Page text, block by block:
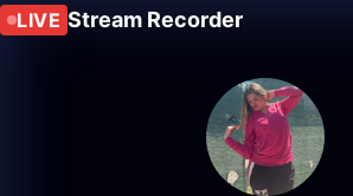
LIVE Stream Recorder